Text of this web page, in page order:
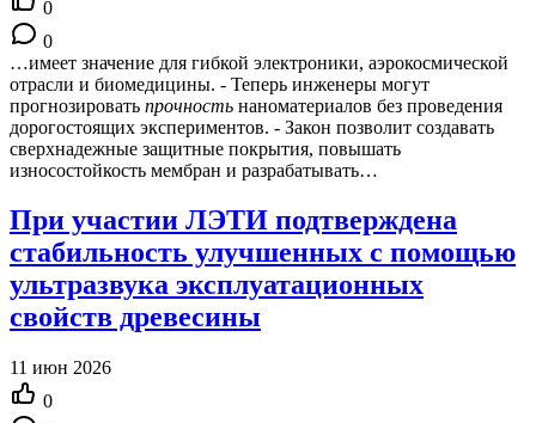
0
0
…имеет значение для гибкой электроники, аэрокосмической
отрасли и биомедицины. - Теперь инженеры могут
прогнозировать прочность наноматериалов без проведения
дорогостоящих экспериментов. - Закон позволит создавать
сверхнадежные защитные покрытия, повышать
износостойкость мембран и разрабатывать…
При участии ЛЭТИ подтверждена
стабильность улучшенных с помощью
ультразвука эксплуатационных
свойств древесины
11 июн 2026
0